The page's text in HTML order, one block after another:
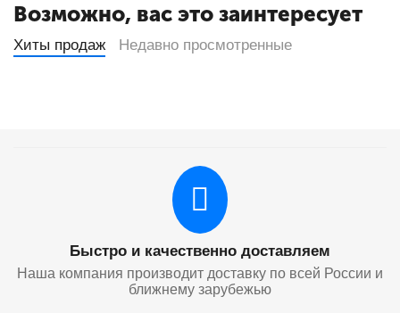
Возможно, вас это заинтересует
Хиты продаж Недавно просмотренные
Быстро и качественно доставляем
Наша компания производит доставку по всей России и
ближнему зарубежью